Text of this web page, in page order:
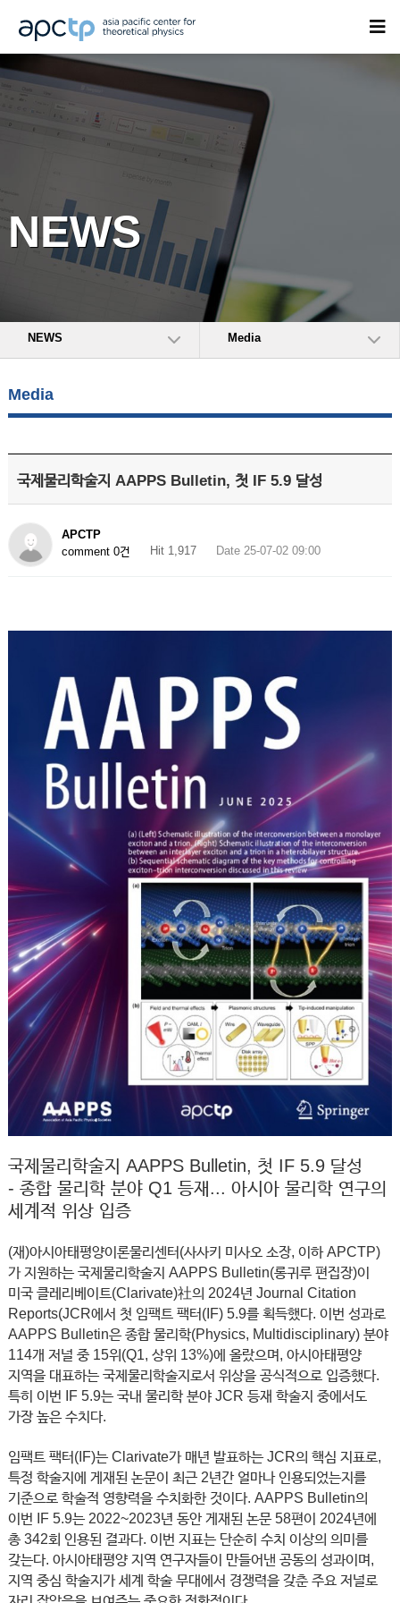
NEWS
NEWS Media
Media
국제물리학술지 AAPPS Bulletin, 첫 IF 5.9 달성
APCTP
comment 0건
Hit 1,917 Date 25-07-02 09:00
국제물리학술지 AAPPS Bulletin, 첫 IF 5.9 달성
- 종합 물리학 분야 Q1 등재... 아시아 물리학 연구의
세계적 위상 입증
(재)아시아태평양이론물리센터(사사키 미사오 소장, 이하 APCTP)
가 지원하는 국제물리학술지 AAPPS Bulletin(롱귀루 편집장)이
미국 클레리베이트(Clarivate)社의 2024년 Journal Citation
Reports(JCR에서 첫 임팩트 팩터(IF) 5.9를 획득했다. 이번 성과로
AAPPS Bulletin은 종합 물리학(Physics, Multidisciplinary) 분야
114개 저널 중 15위(Q1, 상위 13%)에 올랐으며, 아시아태평양
지역을 대표하는 국제물리학술지로서 위상을 공식적으로 입증했다.
특히 이번 IF 5.9는 국내 물리학 분야 JCR 등재 학술지 중에서도
가장 높은 수치다.
임팩트 팩터(IF)는 Clarivate가 매년 발표하는 JCR의 핵심 지표로,
특정 학술지에 게재된 논문이 최근 2년간 얼마나 인용되었는지를
기준으로 학술적 영향력을 수치화한 것이다. AAPPS Bulletin의
이번 IF 5.9는 2022~2023년 동안 게재된 논문 58편이 2024년에
총 342회 인용된 결과다. 이번 지표는 단순히 수치 이상의 의미를
갖는다. 아시아태평양 지역 연구자들이 만들어낸 공동의 성과이며,
지역 중심 학술지가 세계 학술 무대에서 경쟁력을 갖춘 주요 저널로